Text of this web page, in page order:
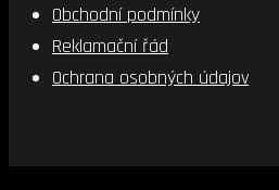
Obchodní podmínky
Reklamační řád
Ochrana osobných údajov